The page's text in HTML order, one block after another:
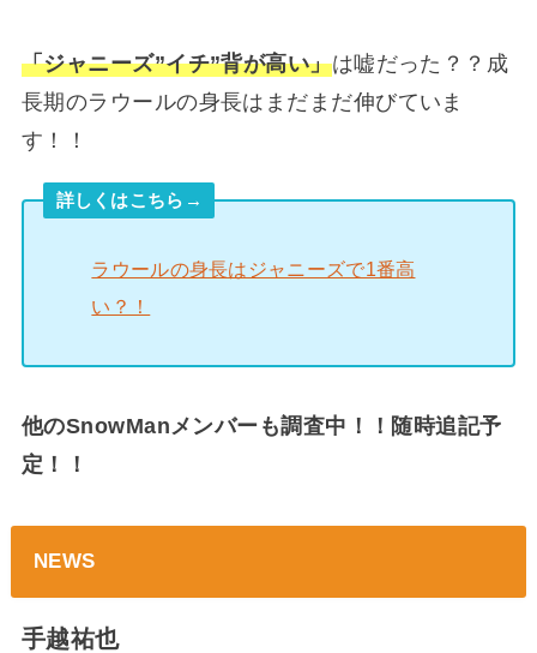
「ジャニーズ”イチ”背が高い」は嘘だった？？成
長期のラウールの身長はまだまだ伸びていま
す！！
詳しくはこちら→
ラウールの身長はジャニーズで1番高
い？！
他のSnowManメンバーも調査中！！随時追記予
定！！
NEWS
手越祐也